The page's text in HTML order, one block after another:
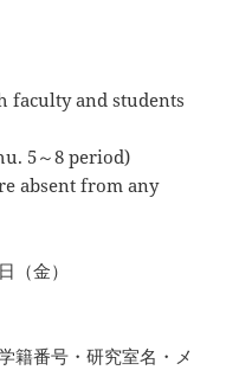
faculty and students
5～8 period)
absent from any
（金）
籍番号・研究室名・メ